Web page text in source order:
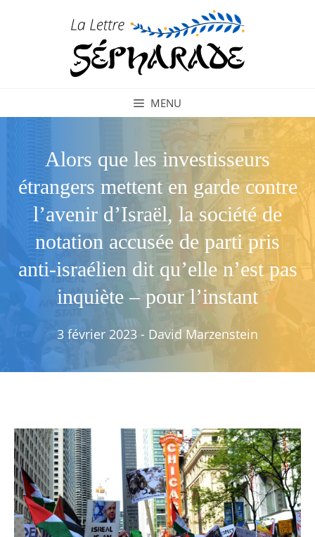
MENU
Alors que les investisseurs
étrangers mettent en garde contre
l’avenir d’Israël, la société de
notation accusée de parti pris
anti-israélien dit qu’elle n’est pas
inquiète – pour l’instant
3 février 2023 - David Marzenstein